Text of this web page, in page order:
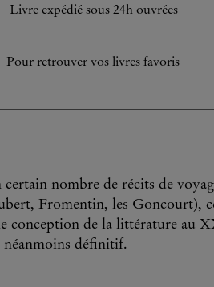
Livre expédié sous 24h ouvrées
Pour retrouver vos livres favoris
nombre de récits de
Fromentin, les Goncourt),
conception de la littérature au
néanmoins définitif.